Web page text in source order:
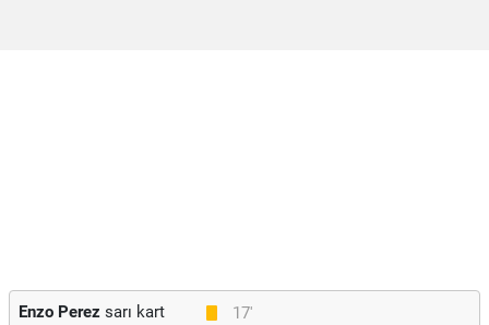
17'
Enzo Perez sarı kart